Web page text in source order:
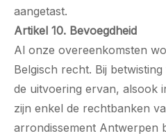
aangetast.
Artikel 10. Bevoegdheid
Al onze overeenkomsten
Belgisch recht. Bij
de uitvoering ervan, alsook
zijn enkel de rechtbanken
arrondissement Antwerpen